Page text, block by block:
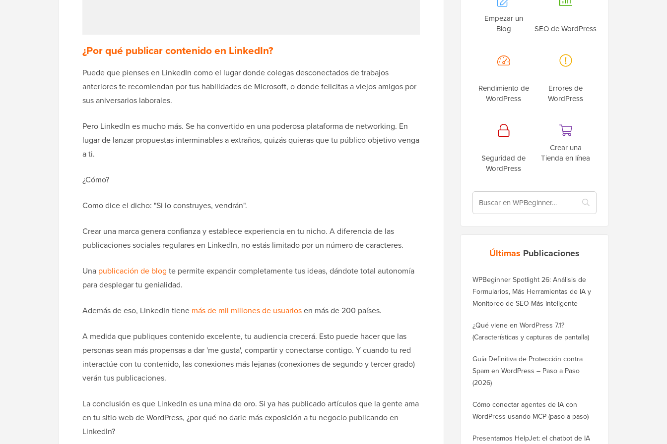
¿Por qué publicar contenido en LinkedIn?
Puede que pienses en LinkedIn como el lugar donde colegas desconectados de trabajos
anteriores te recomiendan por tus habilidades de Microsoft, o donde felicitas a viejos amigos por
sus aniversarios laborales.
Pero LinkedIn es mucho más. Se ha convertido en una poderosa plataforma de networking. En
lugar de lanzar propuestas interminables a extraños, quizás quieras que tu público objetivo venga
a ti.
¿Cómo?
Como dice el dicho: "Si lo construyes, vendrán".
Crear una marca genera confianza y establece experiencia en tu nicho. A diferencia de las
publicaciones sociales regulares en LinkedIn, no estás limitado por un número de caracteres.
Una publicación de blog te permite expandir completamente tus ideas, dándote total autonomía
para desplegar tu genialidad.
Además de eso, LinkedIn tiene más de mil millones de usuariosen más de 200 países.
A medida que publiques contenido excelente, tu audiencia crecerá. Esto puede hacer que las
personas sean más propensas a dar 'me gusta', compartir y conectarse contigo. Y cuando tu red
interactúe con tu contenido, las conexiones más lejanas (conexiones de segundo y tercer grado)
verán tus publicaciones.
La conclusión es que LinkedIn es una mina de oro. Si ya has publicado artículos que la gente ama
en tu sitio web de WordPress, ¿por qué no darle más exposición a tu negocio publicando en
LinkedIn?
Empezar un
Blog
SEO de WordPress
Rendimiento de
WordPress
Errores de
WordPress
Seguridad de
WordPress
Crear una
Tienda en línea
Últimas Publicaciones
WPBeginner Spotlight 26: Análisis de
Formularios, Más Herramientas de IA y
Monitoreo de SEO Más Inteligente
¿Qué viene en WordPress 7.1?
(Características y capturas de pantalla)
Guía Definitiva de Protección contra
Spam en WordPress – Paso a Paso
(2026)
Cómo conectar agentes de IA con
WordPress usando MCP (paso a paso)
Presentamos HelpJet: el chatbot de IA